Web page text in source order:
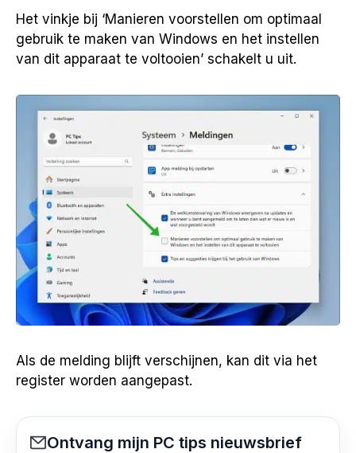
Het vinkje bij ‘Manieren voorstellen om optimaal
gebruik te maken van Windows en het instellen
van dit apparaat te voltooien’ schakelt u uit.
Als de melding blijft verschijnen, kan dit via het
register worden aangepast.
Ontvang mijn PC tips nieuwsbrief